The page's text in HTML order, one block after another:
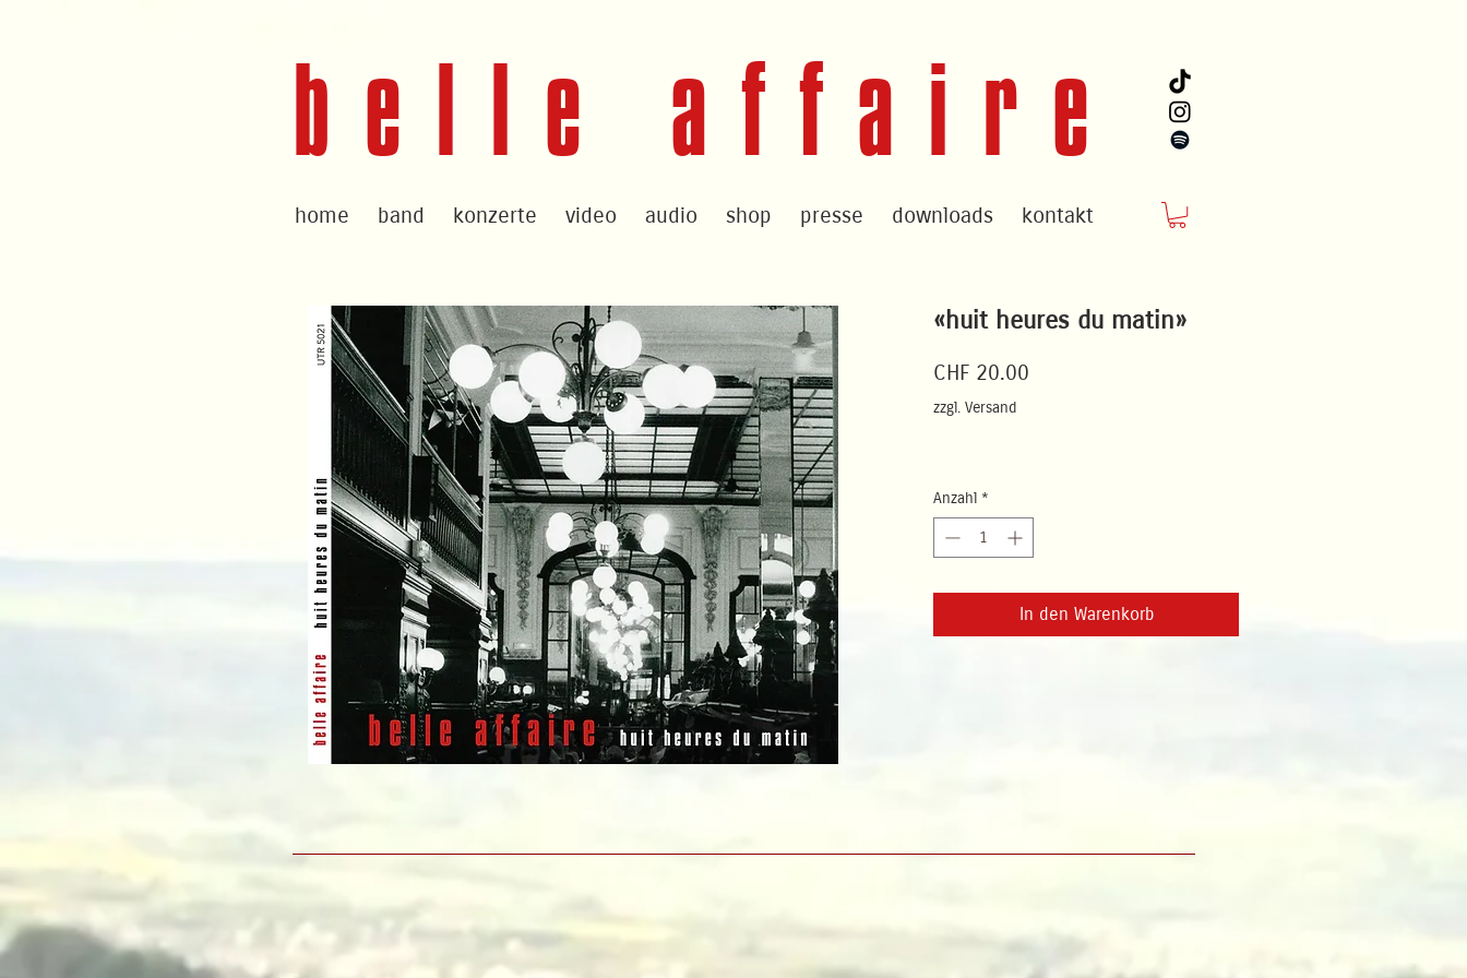
belle affaire
home band konzerte video audio shop presse downloads kontakt
«huit heures du matin»
CHF 20.00
zzgl. Versand
Anzahl *
In den Warenkorb